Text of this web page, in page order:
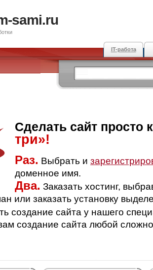
sami.ru
IT-работа
Сделать сайт просто
три»!
Раз. Выбрать и
доменное имя.
Два. Заказать хостинг,
или заказать установку
создание сайта у нашего
создание сайта любой